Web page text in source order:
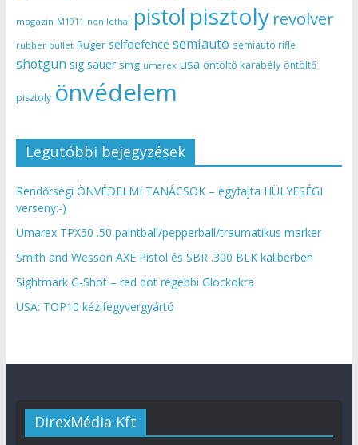
magazin M1911 non lethal pistol pisztoly revolver
rubber bullet Ruger selfdefence semiauto semiauto rifle
shotgun sig sauer smg umarex usa öntöltő karabély öntöltő
pisztoly önvédelem
Legutóbbi bejegyzések
Rendőrségi ÖNVÉDELMI TANÁCSOK – egyfajta HÜLYESÉGI
verseny:-)
Umarex TPX50 .50 paintball/pepperball/traumatikus marker
Smith and Wesson AXE Pistol és SBR .300 BLK kaliberben
Sightmark G-Shot – red dot régebbi Glockokra
USA: TOP10 kézifegyvergyártó
DirexMédia Kft